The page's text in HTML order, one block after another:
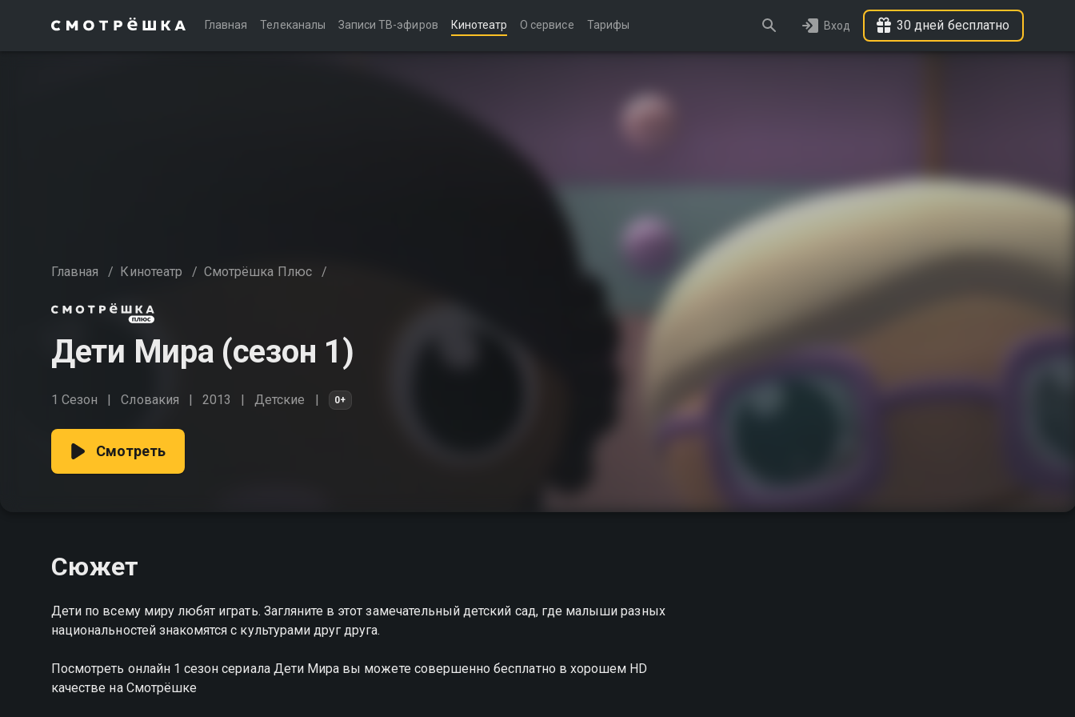
Главная Телеканалы Записи ТВ-эфиров Кинотеатр О сервисе Тарифы Вход 30 дней бесплатно
Главная / Кинотеатр / Смотрёшка Плюс /
Дети Мира (сезон 1)
1 Сезон Словакия 2013 Детские 0+
Смотреть
Сюжет
Дети по всему миру любят играть. Загляните в этот замечательный детский сад, где малыши разных
национальностей знакомятся с культурами друг друга.
Посмотреть онлайн 1 сезон сериала Дети Мира вы можете совершенно бесплатно в хорошем HD
качестве на Смотрёшке